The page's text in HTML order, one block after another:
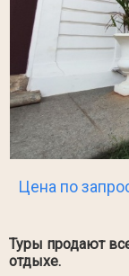
Цена по
Туры продают
отдыхе.